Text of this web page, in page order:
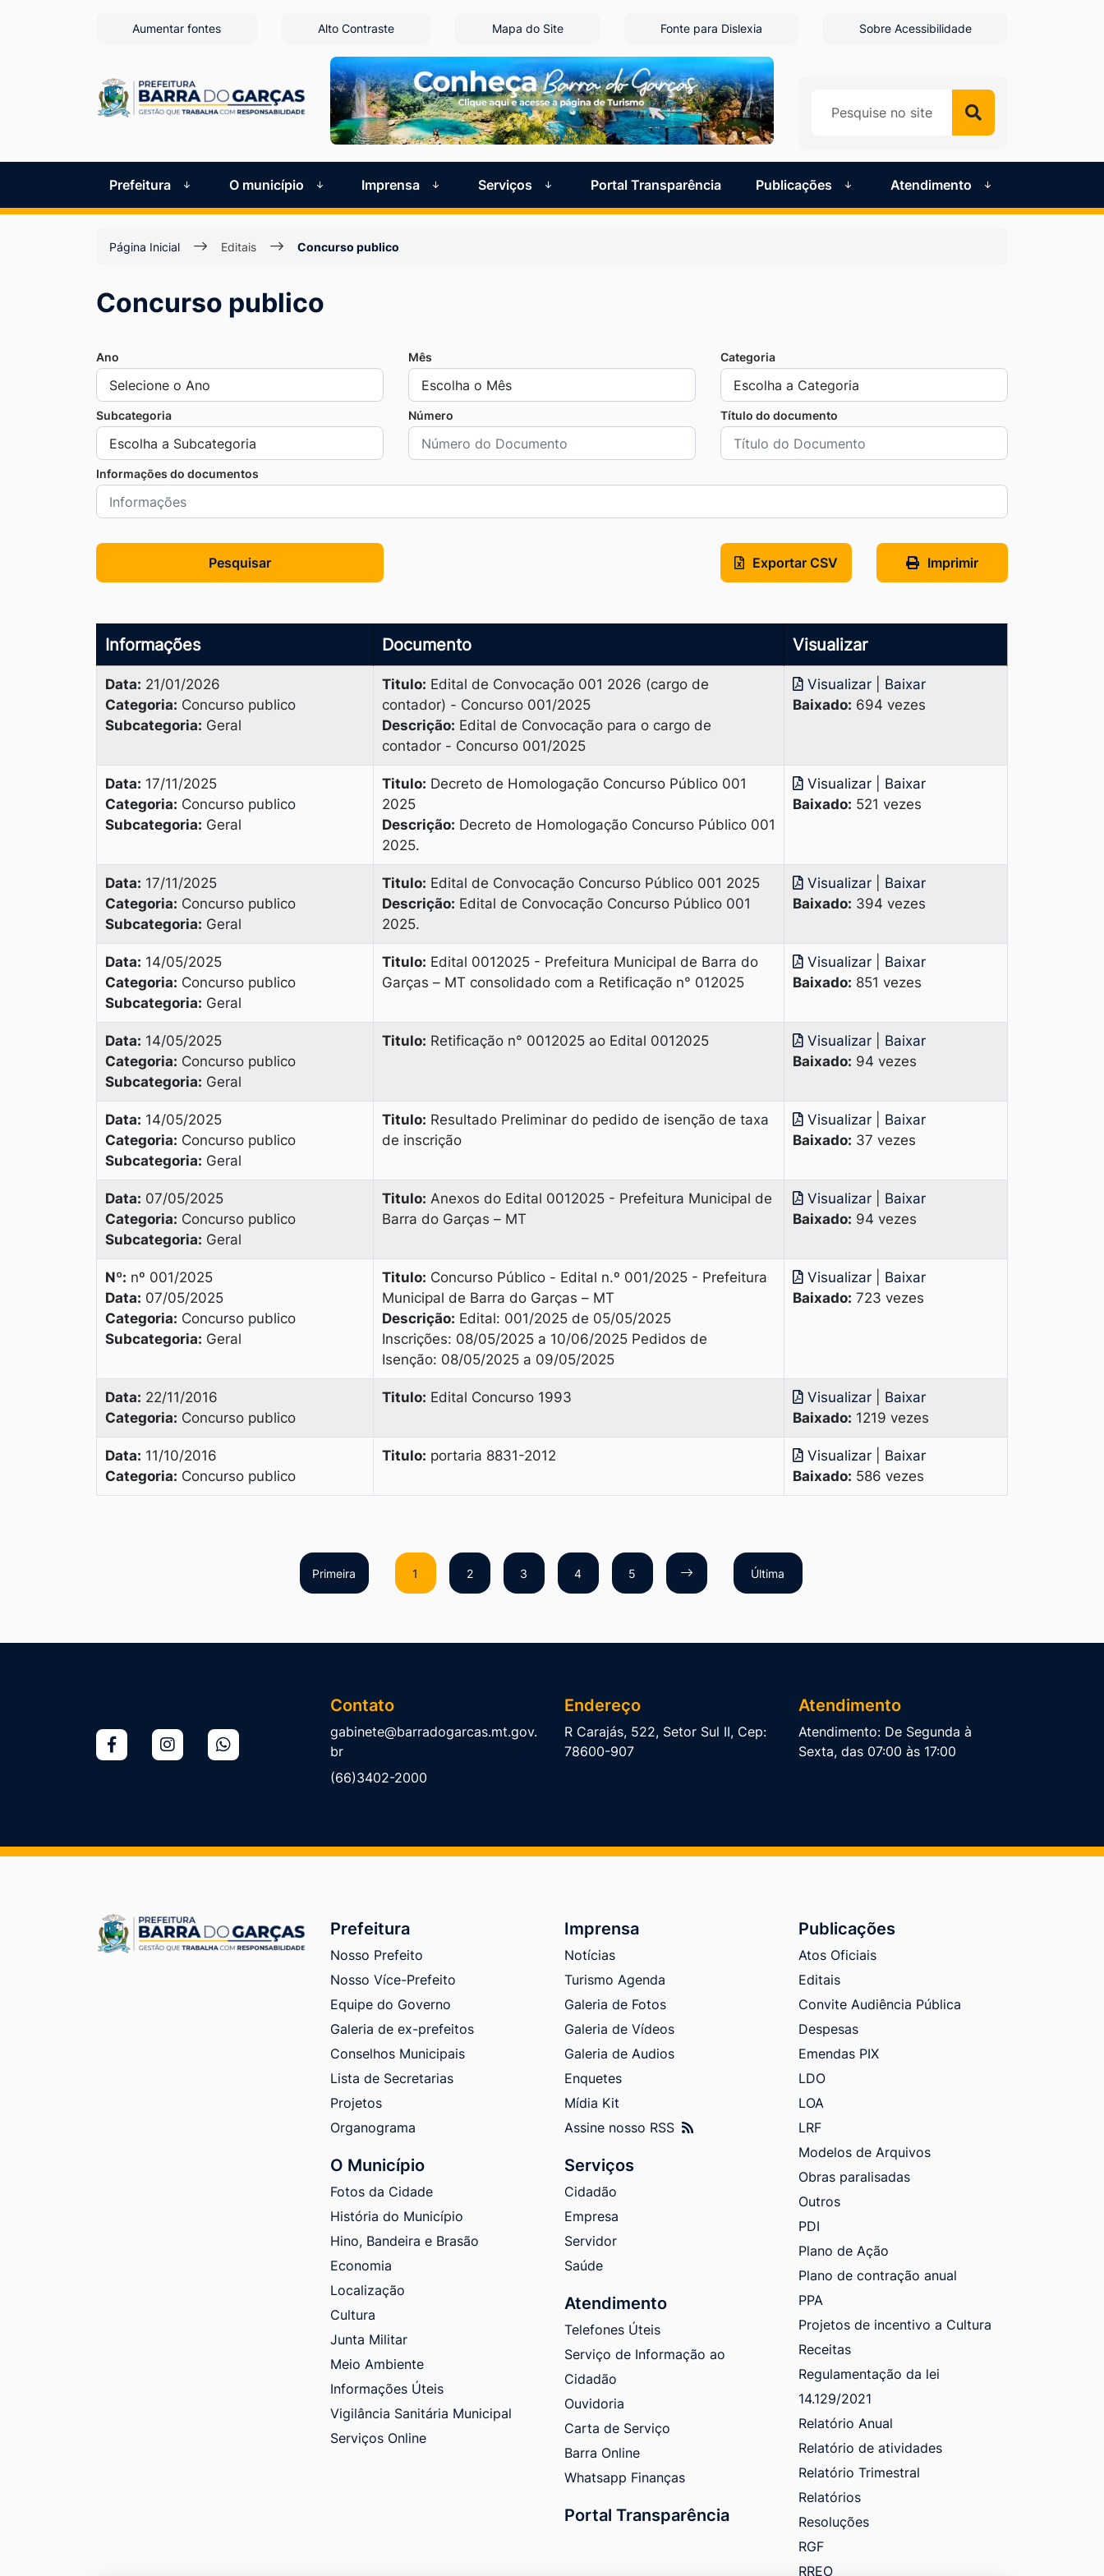
Seção
atalhos
e
links
de
acessibilidade
conteúdo
[alt+1]
para
menu
a
[alt+3]
para
o
rodapé
[alt+4]
Aumentar fontes Alto Contraste Mapa do Site Fonte para Dislexia Sobre Acessibilidade
Prefeitura O município Imprensa Serviços Portal Transparência Publicações Atendimento
Página Inicial Editais Concurso publico
Concurso publico
Ano Mês Categoria
Subcategoria Número Título do documento
Informações do documentos
Pesquisar Exportar CSV Imprimir
Informações Documento Visualizar
Data: 21/01/2026
Categoria: Concurso publico
Subcategoria: Geral
Titulo: Edital de Convocação 001 2026 (cargo de
contador) - Concurso 001/2025
Descrição: Edital de Convocação para o cargo de
contador - Concurso 001/2025
Visualizar
Baixar
Baixado: 694 vezes
Data: 17/11/2025
Categoria: Concurso publico
Subcategoria: Geral
Titulo: Decreto de Homologação Concurso Público 001
2025
Descrição: Decreto de Homologação Concurso Público 001
2025.
Visualizar
Baixar
Baixado: 521 vezes
Data: 17/11/2025
Categoria: Concurso publico
Subcategoria: Geral
Titulo: Edital de Convocação Concurso Público 001 2025
Descrição: Edital de Convocação Concurso Público 001
2025.
Visualizar
Baixar
Baixado: 394 vezes
Data: 14/05/2025
Categoria: Concurso publico
Subcategoria: Geral
Titulo: Edital 0012025 - Prefeitura Municipal de Barra do
Garças – MT consolidado com a Retificação n° 012025
Visualizar
Baixar
Baixado: 851 vezes
Data: 14/05/2025
Categoria: Concurso publico
Subcategoria: Geral
Titulo: Retificação n° 0012025 ao Edital 0012025 Visualizar
Baixar
Baixado: 94 vezes
Data: 14/05/2025
Categoria: Concurso publico
Subcategoria: Geral
Titulo: Resultado Preliminar do pedido de isenção de taxa
de inscrição
Visualizar
Baixar
Baixado: 37 vezes
Data: 07/05/2025
Categoria: Concurso publico
Subcategoria: Geral
Titulo: Anexos do Edital 0012025 - Prefeitura Municipal de
Barra do Garças – MT
Visualizar
Baixar
Baixado: 94 vezes
Nº: nº 001/2025
Data: 07/05/2025
Categoria: Concurso publico
Subcategoria: Geral
Titulo: Concurso Público - Edital n.º 001/2025 - Prefeitura
Municipal de Barra do Garças – MT
Descrição: Edital: 001/2025 de 05/05/2025
Inscrições: 08/05/2025 a 10/06/2025 Pedidos de
Isenção: 08/05/2025 a 09/05/2025
Visualizar
Baixar
Baixado: 723 vezes
Data: 22/11/2016
Categoria: Concurso publico
Titulo: Edital Concurso 1993 Visualizar
Baixar
Baixado: 1219 vezes
Data: 11/10/2016
Categoria: Concurso publico
Titulo: portaria 8831-2012 Visualizar
Baixar
Baixado: 586 vezes
Primeira 1 2 3 4 5 Última
Contato
gabinete@barradogarcas.mt.gov.
br
(66)3402-2000
Endereço
R Carajás, 522, Setor Sul II, Cep:
78600-907
Atendimento
Atendimento: De Segunda à
Sexta, das 07:00 às 17:00
Prefeitura
Nosso Prefeito
Nosso Více-Prefeito
Equipe do Governo
Galeria de ex-prefeitos
Conselhos Municipais
Lista de Secretarias
Projetos
Organograma
O Município
Fotos da Cidade
História do Município
Hino, Bandeira e Brasão
Economia
Localização
Cultura
Junta Militar
Meio Ambiente
Informações Úteis
Vigilância Sanitária Municipal
Serviços Online
Imprensa
Notícias
Turismo Agenda
Galeria de Fotos
Galeria de Vídeos
Galeria de Audios
Enquetes
Mídia Kit
Assine nosso RSS
Serviços
Cidadão
Empresa
Servidor
Saúde
Atendimento
Telefones Úteis
Serviço de Informação ao
Cidadão
Ouvidoria
Carta de Serviço
Barra Online
Whatsapp Finanças
Portal Transparência
Publicações
Atos Oficiais
Editais
Convite Audiência Pública
Despesas
Emendas PIX
LDO
LOA
LRF
Modelos de Arquivos
Obras paralisadas
Outros
PDI
Plano de Ação
Plano de contração anual
PPA
Projetos de incentivo a Cultura
Receitas
Regulamentação da lei
14.129/2021
Relatório Anual
Relatório de atividades
Relatório Trimestral
Relatórios
Resoluções
RGF
RREO